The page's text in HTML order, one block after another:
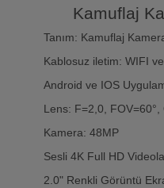
Kamuflaj
Tanım: Kamuflaj
Kablosuz iletim: WIFI
Android ve IOS
Lens: F=2,0, FOV=60°,
Kamera: 48MP
Sesli 4K Full HD
2.0" Renkli Görüntü